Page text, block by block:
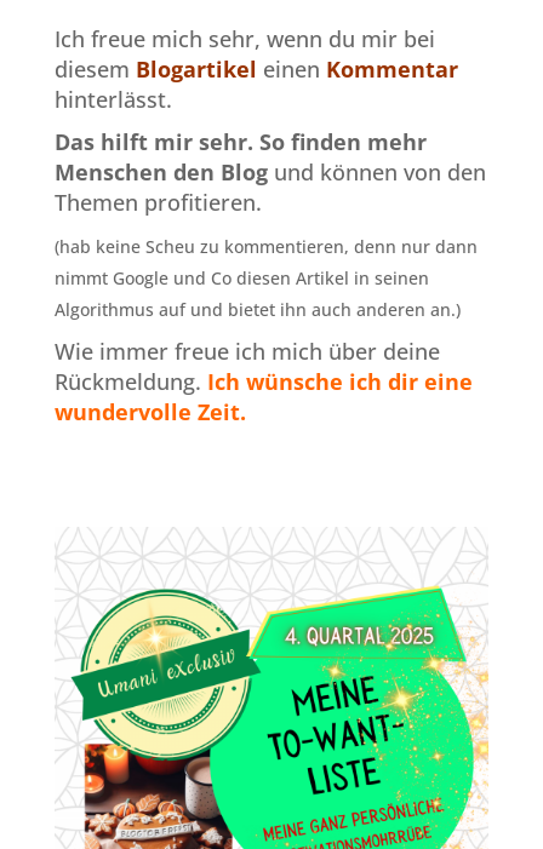
Ich freue mich sehr, wenn du mir bei
diesem Blogartikel einen Kommentar
hinterlässt.
Das hilft mir sehr. So finden mehr
Menschen den Blogund können von den
Themen profitieren.
(hab keine Scheu zu kommentieren, denn nur dann
nimmt Google und Co diesen Artikel in seinen
Algorithmus auf und bietet ihn auch anderen an.)
Wie immer freue ich mich über deine
Rückmeldung. Ich wünsche ich dir eine
wundervolle Zeit.